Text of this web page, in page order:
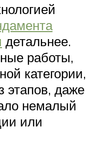
детальнее.
работы,
категории,
даже
немалый
или